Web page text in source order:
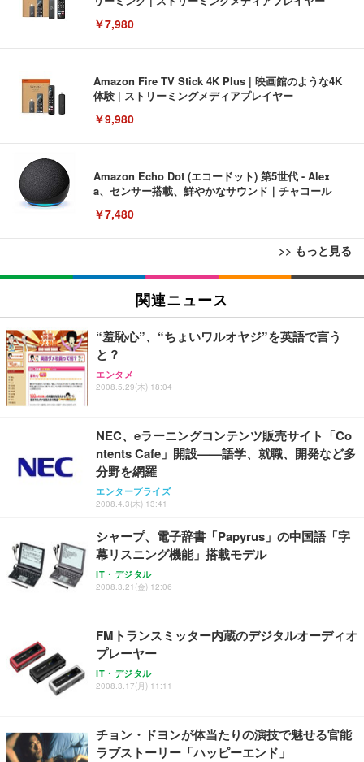
￥7,980
Amazon Fire TV Stick 4K Plus | 映画館のような4K
体験 | ストリーミングメディアプレイヤー
￥9,980
Amazon Echo Dot (エコードット) 第5世代 - Alex
a、センサー搭載、鮮やかなサウンド｜チャコール
￥7,480
>> もっと見る
[EdoErgo] オフィスチェア 椅子 テレワーク 疲れな
い 跳ね上げ式アームレスト コンパクト 約105度ロッ
キング pc 事務椅子 360度回転 座面昇降 強化ナイロ
ン樹脂ベース 通気性メッシュ 在宅ワーク H-WY01
(黒網+黒枠+黒足)
￥5,699
SIHOO B100 オフィスチェア／デスクチェア メッシ
Sezlife オフィスチェア デスクチェア 疲れない テレ
ワーク チェア 強化バックレスト 30度ロッキング機
能 人間工学 椅子 腰サポート 90度跳ね上げ式アーム
ョン PCチェア 通気性メッシュ ゲーミング/勉強/事
務用 おしゃれ パソコンチェア (ブラック)
Sezlife オフィスチェア デスクチェア 疲れない テレ
ワーク チェア 強化バックレスト 30度ロッキング機
ョン PCチェア 通気性メッシュ ゲーミング/勉強/事
務用 おしゃれ パソコンチェア (ホワイト)
ANDWINT オフィスチェア デスクチェア 肘なし メ
ッシュ 通気性 ランバーサポート付き 腰サポート ガ
ス圧無段階昇降 360度回転 キャスター付き コンパク
EIZO ビジネス向けプレミアムモニター | FlexScan
EV3240X-WT | 31.5型4K UHD・USB Type-C・ホワ
￥105,595
EIZO ビジネス向けプレミアムモニター | FlexScan
EV2740X-WT | 27.0型4K UHD・USB Type-C・ホワ
￥109,572
【純正品】27"ゲーミングモニター DualSense 充電
フック付き（CFI-ZDM1J）
【整備済み品】Dell E2724HS 27インチ 液晶モニタ
ー フルHD（1920×1080）VA 非光沢 HDMI/DisplayP
【MiniLED/24.5inch/280Hz/FHD】GRAPHT THE S
HOOTER Gaming Monitor 24” Essential ゲーミン
グモニター QD 24.5インチ 1ms FHD 量子ドット 残
Amazonベーシック ペットシーツ 薄型 レギュラー 1
回使い捨て 無香料 ホワイト 300枚
￥3,373
Amazonベーシック ペットシーツ 厚型 ワイド 42枚
ネオ・ルーライフ ネオ・オムツ L 中型犬用 26枚入
り 単品
Smart Basic(スマートベーシック) 【Amazon.co.jp
限定】 Smart Basic アイリスオーヤマ ペットシーツ
アイリスオーヤマ ペットシーツ 超厚型 お徳用 レギ
ュラー 200枚入【Amazon.co.jp限定】
関連ニュース
“羞恥心”、“ちょいワルオヤジ”を英語で言う
と？
エンタメ
2008.5.29(木) 18:04
NEC、eラーニングコンテンツ販売サイト「Co
ntents Cafe」開設——語学、就職、開発など多
分野を網羅
エンタープライズ
2008.4.3(木) 13:41
シャープ、電子辞書「Papyrus」の中国語「字
幕リスニング機能」搭載モデル
IT・デジタル
2008.3.21(金) 12:06
FMトランスミッター内蔵のデジタルオーディオ
プレーヤー
IT・デジタル
2008.3.17(月) 11:11
チョン・ドヨンが体当たりの演技で魅せる官能
ラブストーリー「ハッピーエンド」